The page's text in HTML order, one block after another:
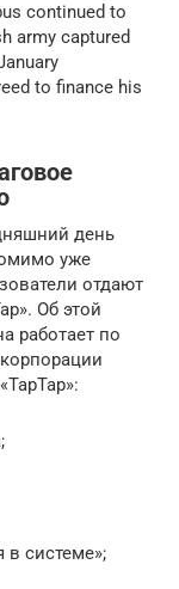
continued to
army captured
to finance his
день
уже
отдают
Об этой
работает по
в системе»;